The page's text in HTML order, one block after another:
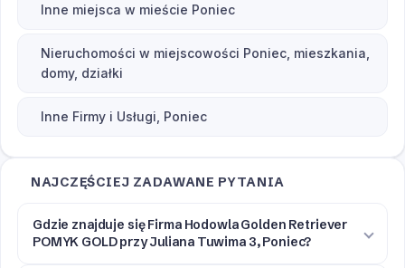
Inne miejsca w mieście Poniec
Nieruchomości w miejscowości Poniec, mieszkania,
domy, działki
Inne Firmy i Usługi, Poniec
NAJCZĘŚCIEJ ZADAWANE PYTANIA
Gdzie znajduje się Firma Hodowla Golden Retriever
POMYK GOLD przy Juliana Tuwima 3, Poniec?